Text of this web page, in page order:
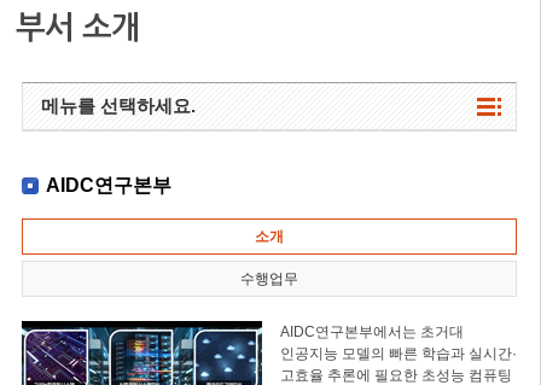
부서 소개
메뉴를 선택하세요.
AIDC연구본부
소개
수행업무
AIDC연구본부에서는 초거대
인공지능 모델의 빠른 학습과 실시간·
고효율 추론에 필요한 초성능 컴퓨팅